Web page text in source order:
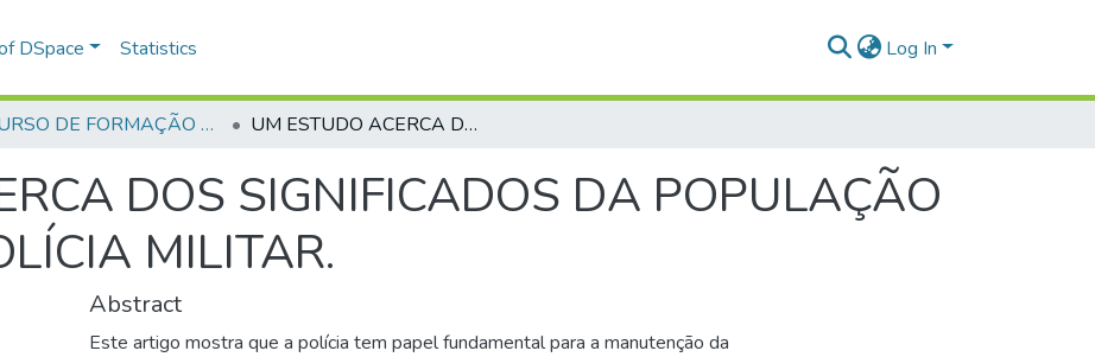
DSpace Statistics Log In
CURSO DE FORMAÇÃO DE PRAÇAS - CFP - 2018 UM ESTUDO ACERCA DOS SIGNIFICADOS DA POPULAÇÃO LGBT PARA A POLÍCIA MILITAR.
DOS SIGNIFICADOS DA POPULAÇÃO
MILITAR.
Abstract
Este artigo mostra que a polícia tem papel fundamental para a manutenção da